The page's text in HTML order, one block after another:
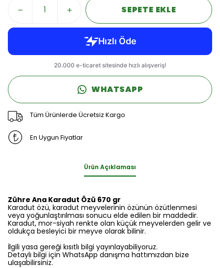
SEPETE EKLE
WHATSAPP
Tüm Ürünlerde Ücretsiz Kargo
En Uygun Fiyatlar
Ürün Açıklaması
Zühre Ana Karadut Özü 670 gr
Karadut özü, karadut meyvelerinin özünün özütlenmesi
veya yoğunlaştırılması sonucu elde edilen bir maddedir.
Karadut, mor-siyah renkte olan küçük meyvelerden gelir ve
oldukça besleyici bir meyve olarak bilinir.
İlgili yasa gereği kısıtlı bilgi yayınlayabiliyoruz.
Detaylı bilgi için WhatsApp danışma hattımızdan bize
ulaşabilirsiniz.